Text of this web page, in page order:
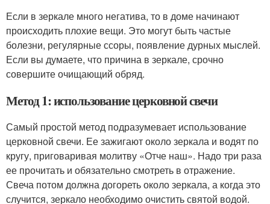
Если в зеркале много негатива, то в доме начинают
происходить плохие вещи. Это могут быть частые
болезни, регулярные ссоры, появление дурных мыслей.
Если вы думаете, что причина в зеркале, срочно
совершите очищающий обряд.
Метод 1: использование церковной свечи
Самый простой метод подразумевает использование
церковной свечи. Ее зажигают около зеркала и водят по
кругу, приговаривая молитву «Отче наш». Надо три раза
ее прочитать и обязательно смотреть в отражение.
Свеча потом должна догореть около зеркала, а когда это
случится, зеркало необходимо очистить святой водой.